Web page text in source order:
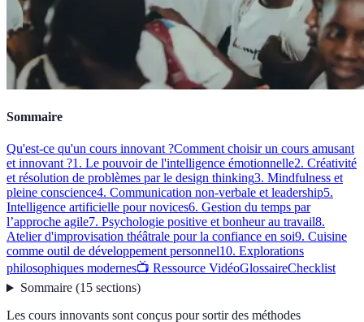
Sommaire
Qu'est-ce qu'un cours innovant ?Comment choisir un cours amusant
et innovant ?1. Le pouvoir de l'intelligence émotionnelle2. Créativité
et résolution de problèmes par le design thinking3. Mindfulness et
pleine conscience4. Communication non-verbale et leadership5.
Intelligence artificielle pour novices6. Gestion du temps par
l’approche agile7. Psychologie positive et bonheur au travail8.
Atelier d'improvisation théâtrale pour la confiance en soi9. Cuisine
comme outil de développement personnel10. Explorations
philosophiques modernes📺 Ressource VidéoGlossaireChecklist
Sommaire(15 sections)
Les cours innovants sont conçus pour sortir des méthodes